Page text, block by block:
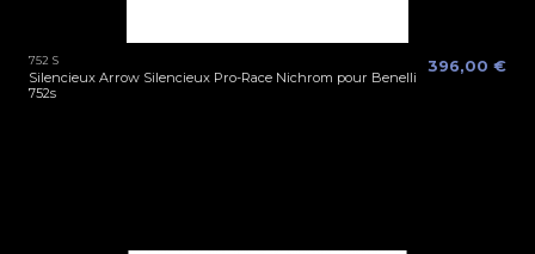
752 S
Silencieux Arrow Silencieux Pro-Race Nichrom pour Benelli
752s
396,00 €